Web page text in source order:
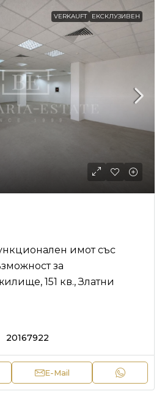
VERKAUFT ЕКСКЛУЗИВЕН
имот със
за
151 кв., Златни
20167922
E-Mail